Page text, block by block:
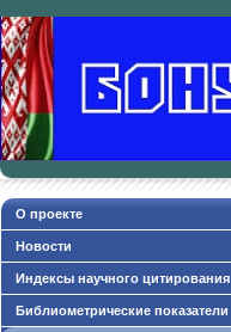
О проекте
Новости
Индексы научного цитирования
Библиометрические показатели